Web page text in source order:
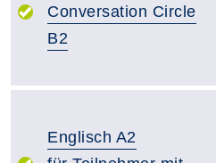
Conversation Circle
B2
Englisch A2